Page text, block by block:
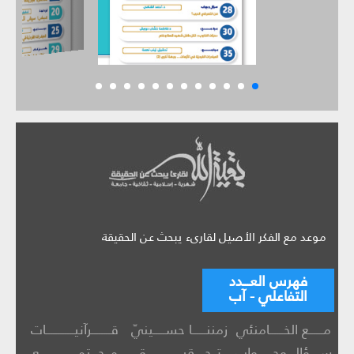
موعد مع الفكر الأصيل لقارىء يبحث عن الحقيقة
فهرس العـــدد
التفاعلي - آب
مــــــع الخــــــامنئي زمننــــــا حســـــينيّ
قــــــــرآنيــــــــــــات